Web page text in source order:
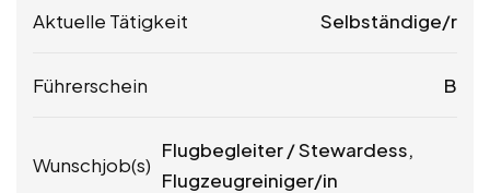
Aktuelle Tätigkeit Selbständige/r
Führerschein B
Wunschjob(s)
Flugbegleiter / Stewardess,
Flugzeugreiniger/in